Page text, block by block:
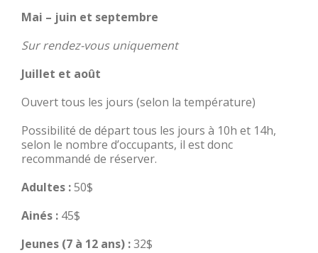
Mai – juin et septembre
Sur rendez-vous uniquement
Juillet et août
Ouvert tous les jours (selon la température)
Possibilité de départ tous les jours à 10h et 14h,
selon le nombre d’occupants, il est donc
recommandé de réserver.
Adultes :50$
Ainés : 45$
Jeunes (7 à 12 ans) :32$